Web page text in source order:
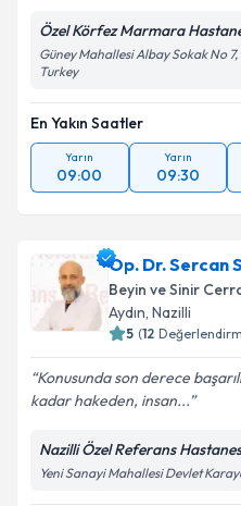
Özel Körfez Marmara
Güney Mahallesi Albay Sokak No
Turkey
En Yakın Saatler
Yarın
09:00
Yarın
09:30
Op. Dr. Sercan
Beyin ve Sinir
Aydın, Nazilli
5 (12
Konusunda son derece
kadar hakeden, insan...
Nazilli Özel Referans
Yeni Sanayi Mahallesi Devlet